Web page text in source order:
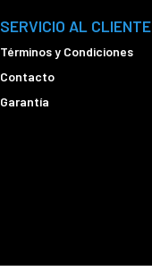
SERVICIO AL CLIENTE
Términos y Condiciones
Contacto
Garantía